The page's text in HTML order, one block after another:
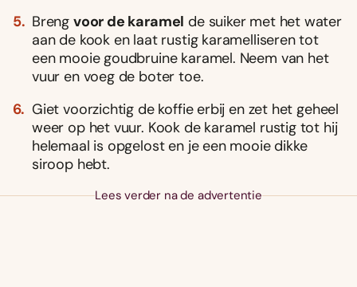
Breng voor de karamel de suiker met het water
aan de kook en laat rustig karamelliseren tot
een mooie goudbruine karamel. Neem van het
vuur en voeg de boter toe.
Giet voorzichtig de koffie erbij en zet het geheel
weer op het vuur. Kook de karamel rustig tot hij
helemaal is opgelost en je een mooie dikke
siroop hebt.
Lees verder na de advertentie